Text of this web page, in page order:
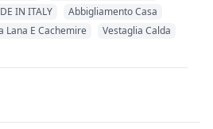
IN ITALY
Abbigliamento Casa
Lana E Cachemire
Vestaglia Calda